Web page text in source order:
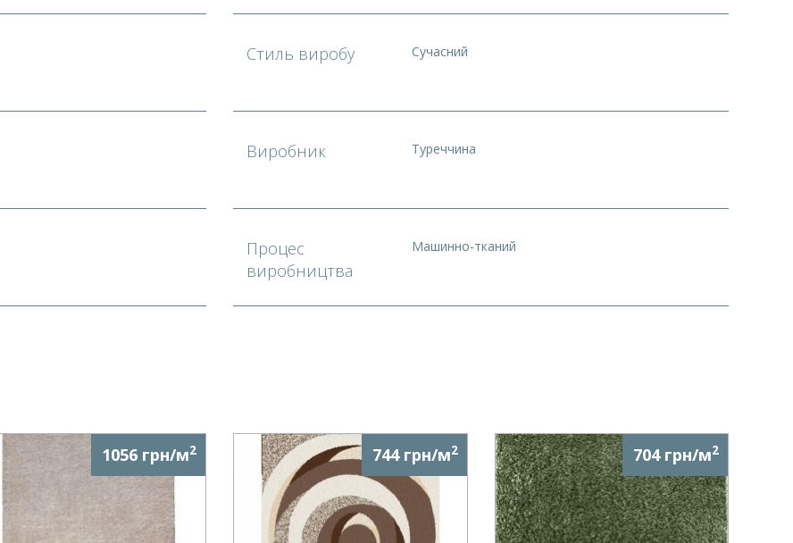
Стиль виробу Сучасний
Виробник Туреччина
Процес
виробництва
Машинно-тканий
1056 грн/м2 744 грн/м2 704 грн/м2